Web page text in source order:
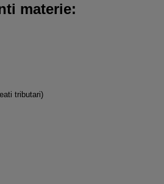
materie:
tributari)